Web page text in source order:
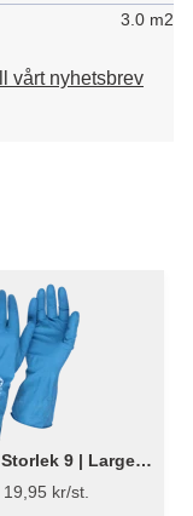
3.0 m2
vårt nyhetsbrev
9 | Large -
Latexhandskar |
| Flügger
19,95 kr/st.